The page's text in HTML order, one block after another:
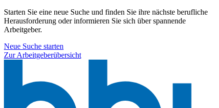
Starten Sie eine neue Suche und finden Sie ihre nächste berufliche
Herausforderung oder informieren Sie sich über spannende
Arbeitgeber.
Neue Suche starten
Zur Arbeitgeberübersicht